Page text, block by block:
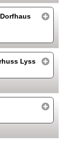
Lyss